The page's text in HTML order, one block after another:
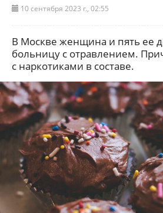
10 сентября 2023 г., 02:55
В Москве женщина и пять ее
больницу с отравлением.
с наркотиками в составе.